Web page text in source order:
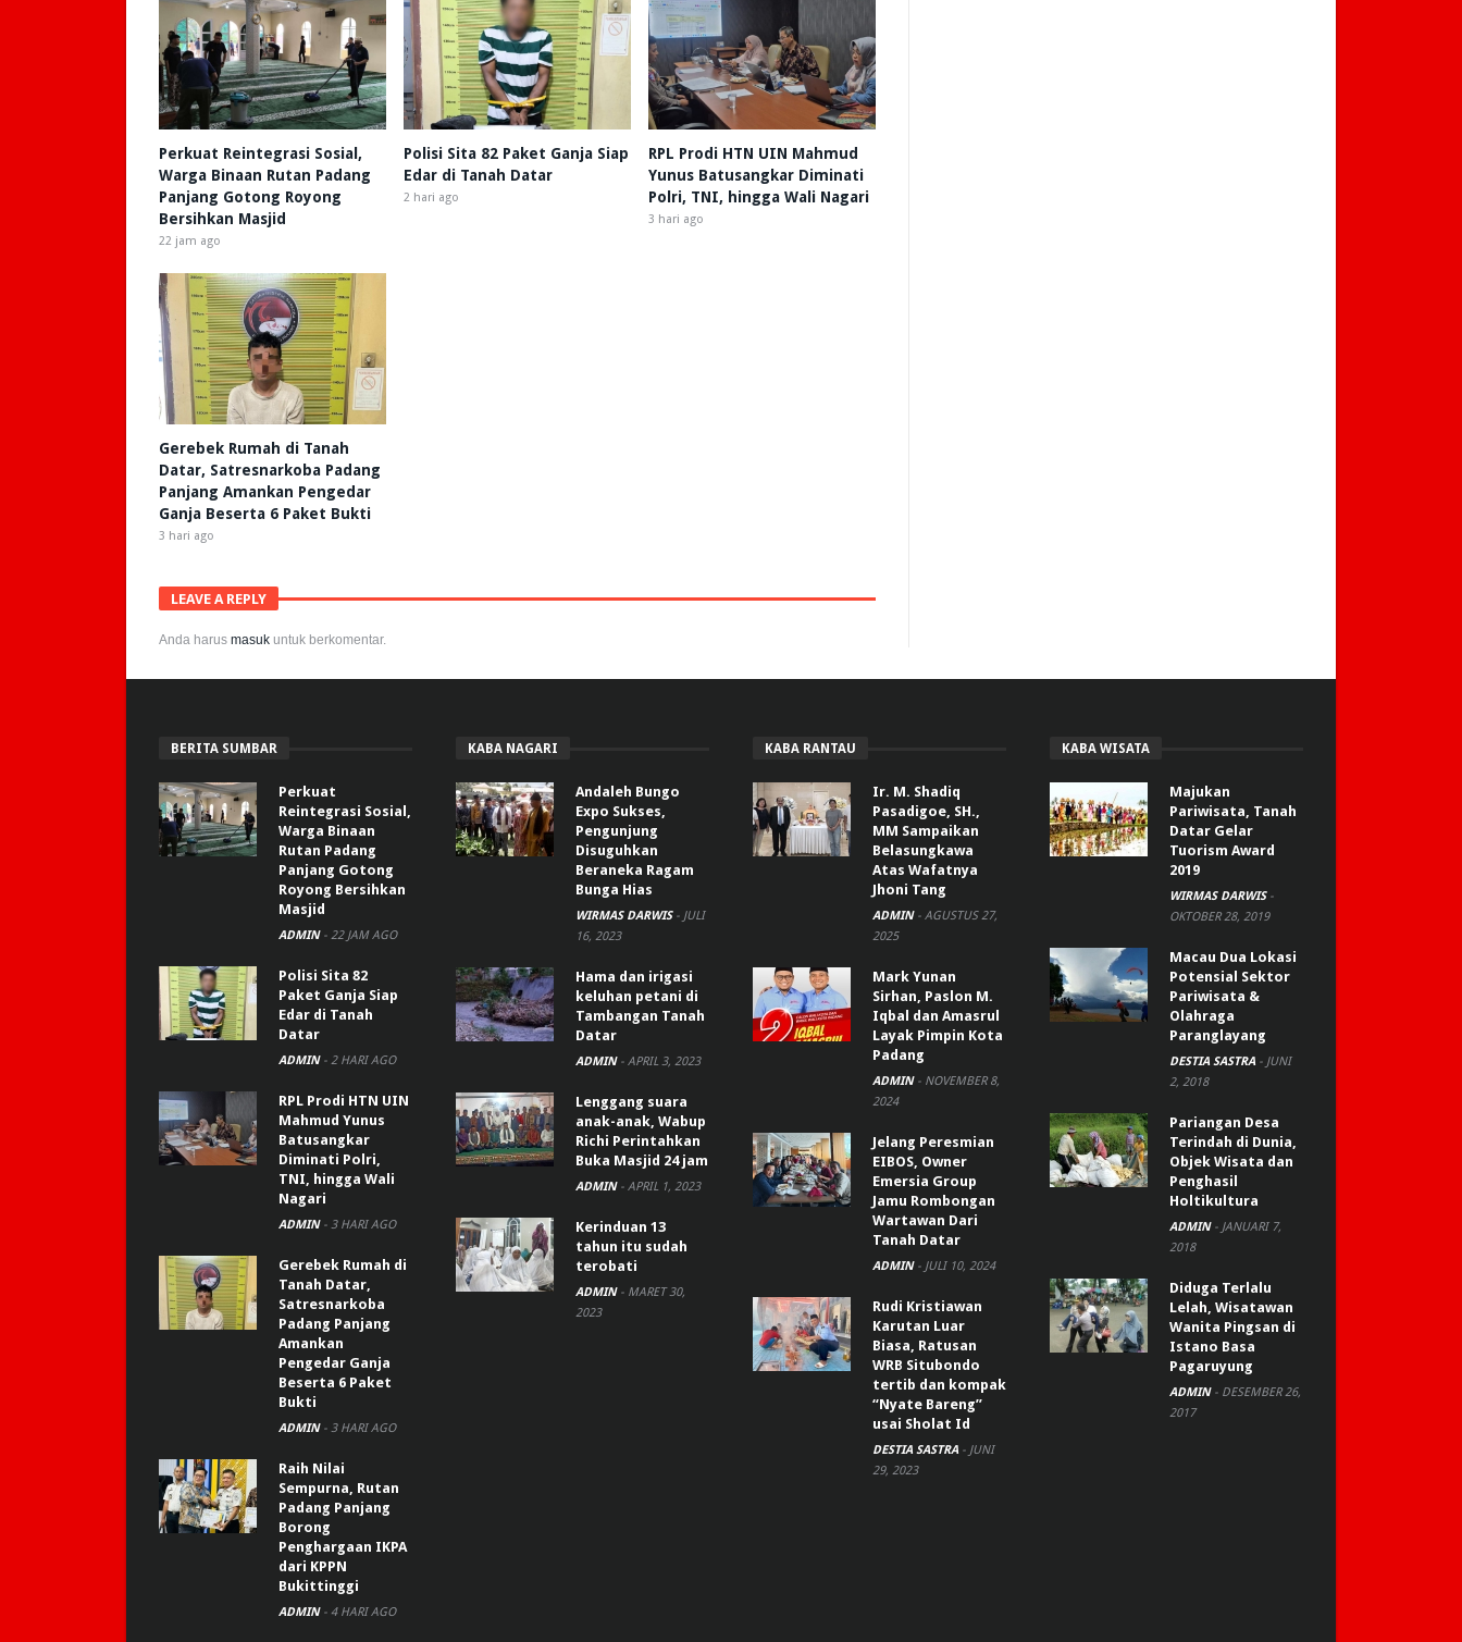
Perkuat Reintegrasi Sosial,
Warga Binaan Rutan Padang
Panjang Gotong Royong
Bersihkan Masjid
22 jam ago
Polisi Sita 82 Paket Ganja Siap
Edar di Tanah Datar
2 hari ago
RPL Prodi HTN UIN Mahmud
Yunus Batusangkar Diminati
Polri, TNI, hingga Wali Nagari
3 hari ago
Gerebek Rumah di Tanah
Datar, Satresnarkoba Padang
Panjang Amankan Pengedar
Ganja Beserta 6 Paket Bukti
3 hari ago
LEAVE A REPLY
Anda harus masuk untuk berkomentar.
BERITA SUMBAR
Perkuat
Reintegrasi Sosial,
Warga Binaan
Rutan Padang
Panjang Gotong
Royong Bersihkan
Masjid
ADMIN - 22 JAM AGO
Polisi Sita 82
Paket Ganja Siap
Edar di Tanah
Datar
ADMIN - 2 HARI AGO
RPL Prodi HTN UIN
Mahmud Yunus
Batusangkar
Diminati Polri,
TNI, hingga Wali
Nagari
ADMIN - 3 HARI AGO
Gerebek Rumah di
Tanah Datar,
Satresnarkoba
Padang Panjang
Amankan
Pengedar Ganja
Beserta 6 Paket
Bukti
ADMIN - 3 HARI AGO
Raih Nilai
Sempurna, Rutan
Padang Panjang
Borong
Penghargaan IKPA
dari KPPN
Bukittinggi
ADMIN - 4 HARI AGO
KABA NAGARI
Andaleh Bungo
Expo Sukses,
Pengunjung
Disuguhkan
Beraneka Ragam
Bunga Hias
WIRMAS DARWIS - JULI
16, 2023
Hama dan irigasi
keluhan petani di
Tambangan Tanah
Datar
ADMIN - APRIL 3, 2023
Lenggang suara
anak-anak, Wabup
Richi Perintahkan
Buka Masjid 24 jam
ADMIN - APRIL 1, 2023
Kerinduan 13
tahun itu sudah
terobati
ADMIN - MARET 30,
2023
KABA RANTAU
Ir. M. Shadiq
Pasadigoe, SH.,
MM Sampaikan
Belasungkawa
Atas Wafatnya
Jhoni Tang
ADMIN - AGUSTUS 27,
2025
Mark Yunan
Sirhan, Paslon M.
Iqbal dan Amasrul
Layak Pimpin Kota
Padang
ADMIN - NOVEMBER 8,
2024
Jelang Peresmian
EIBOS, Owner
Emersia Group
Jamu Rombongan
Wartawan Dari
Tanah Datar
ADMIN - JULI 10, 2024
Rudi Kristiawan
Karutan Luar
Biasa, Ratusan
WRB Situbondo
tertib dan kompak
“Nyate Bareng”
usai Sholat Id
DESTIA SASTRA - JUNI
29, 2023
KABA WISATA
Majukan
Pariwisata, Tanah
Datar Gelar
Tuorism Award
2019
WIRMAS DARWIS -
OKTOBER 28, 2019
Macau Dua Lokasi
Potensial Sektor
Pariwisata &
Olahraga
Paranglayang
DESTIA SASTRA - JUNI
2, 2018
Pariangan Desa
Terindah di Dunia,
Objek Wisata dan
Penghasil
Holtikultura
ADMIN - JANUARI 7,
2018
Diduga Terlalu
Lelah, Wisatawan
Wanita Pingsan di
Istano Basa
Pagaruyung
ADMIN - DESEMBER 26,
2017